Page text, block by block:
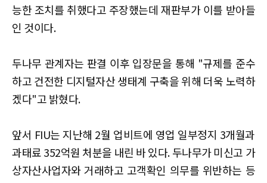
능한 조치를 취했다고 주장했는데 재판부가 이를 받아들
인 것이다.
두나무 관계자는 판결 이후 입장문을 통해 "규제를 준수
하고 건전한 디지털자산 생태계 구축을 위해 더욱 노력하
겠다"고 밝혔다.
앞서 FIU는 지난해 2월 업비트에 영업 일부정지 3개월과
과태료 352억원 처분을 내린 바 있다. 두나무가 미신고 가
상자산사업자와 거래하고 고객확인 의무를 위반하는 등